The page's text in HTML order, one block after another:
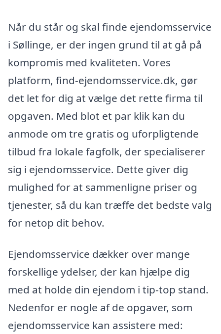
Når du står og skal finde ejendomsservice
i Søllinge, er der ingen grund til at gå på
kompromis med kvaliteten. Vores
platform, find-ejendomsservice.dk, gør
det let for dig at vælge det rette firma til
opgaven. Med blot et par klik kan du
anmode om tre gratis og uforpligtende
tilbud fra lokale fagfolk, der specialiserer
sig i ejendomsservice. Dette giver dig
mulighed for at sammenligne priser og
tjenester, så du kan træffe det bedste valg
for netop dit behov.
Ejendomsservice dækker over mange
forskellige ydelser, der kan hjælpe dig
med at holde din ejendom i tip-top stand.
Nedenfor er nogle af de opgaver, som
ejendomsservice kan assistere med: